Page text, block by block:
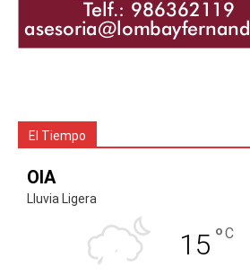
El Tiempo
OIA
Lluvia Ligera
15 °C